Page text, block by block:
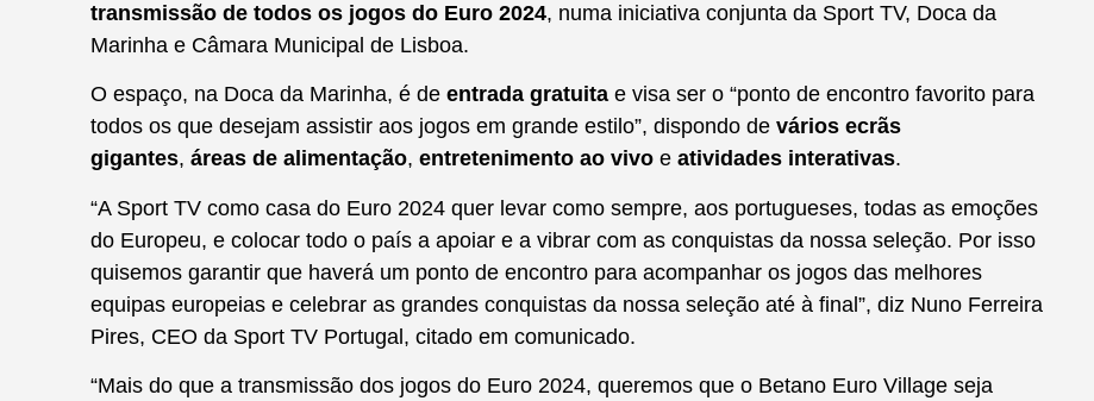
transmissão de todos os jogos do Euro 2024, numa iniciativa conjunta da Sport TV, Doca da
Marinha e Câmara Municipal de Lisboa.
O espaço, na Doca da Marinha, é deentrada gratuita e visa ser o “ponto de encontro favorito para
todos os que desejam assistir aos jogos em grande estilo”, dispondo devários ecrãs
gigantes,áreas de alimentação,entretenimento ao vivoe atividades interativas.
“A Sport TV como casa do Euro 2024 quer levar como sempre, aos portugueses, todas as emoções
do Europeu, e colocar todo o país a apoiar e a vibrar com as conquistas da nossa seleção. Por isso
quisemos garantir que haverá um ponto de encontro para acompanhar os jogos das melhores
equipas europeias e celebrar as grandes conquistas da nossa seleção até à final”, diz Nuno Ferreira
Pires, CEO da Sport TV Portugal, citado em comunicado.
“Mais do que a transmissão dos jogos do Euro 2024, queremos que o Betano Euro Village seja